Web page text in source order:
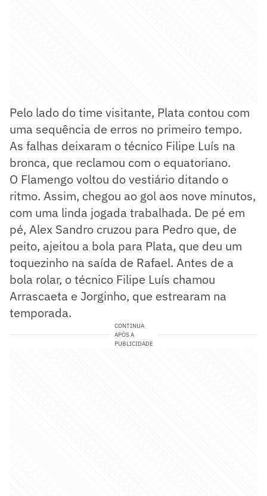
Pelo lado do time visitante, Plata contou com
uma sequência de erros no primeiro tempo.
As falhas deixaram o técnico Filipe Luís na
bronca, que reclamou com o equatoriano.
O Flamengo voltou do vestiário ditando o
ritmo. Assim, chegou ao gol aos nove minutos,
com uma linda jogada trabalhada. De pé em
pé, Alex Sandro cruzou para Pedro que, de
peito, ajeitou a bola para Plata, que deu um
toquezinho na saída de Rafael. Antes de a
bola rolar, o técnico Filipe Luís chamou
Arrascaeta e Jorginho, que estrearam na
temporada.
CONTINUA
APÓS A
PUBLICIDADE